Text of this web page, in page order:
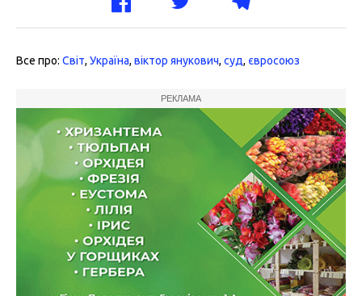
Все про: Світ, Україна, віктор янукович, суд, євросоюз
РЕКЛАМА